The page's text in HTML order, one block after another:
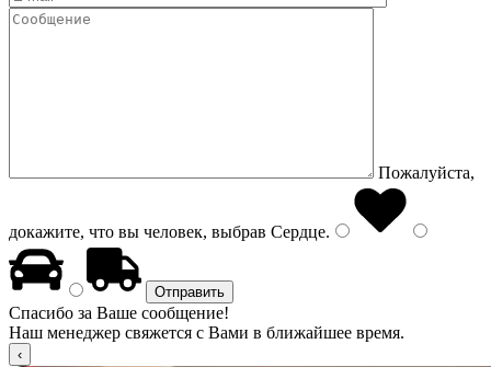
Пожалуйста,
докажите, что вы человек, выбрав Сердце.
Спасибо за Ваше сообщение!
Наш менеджер свяжется с Вами в ближайшее время.